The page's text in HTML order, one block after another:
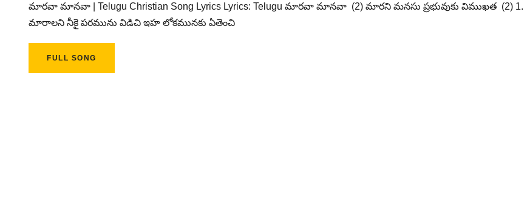
మారవా మానవా | Telugu Christian Song Lyrics Lyrics: Telugu మారవా మానవా (2) మారని మనసు ప్రభువుకు విముఖత (2) 1.
మారాలని నీకై పరమును విడిచి ఇహ లోకమునకు ఏతెంచి
FULL SONG